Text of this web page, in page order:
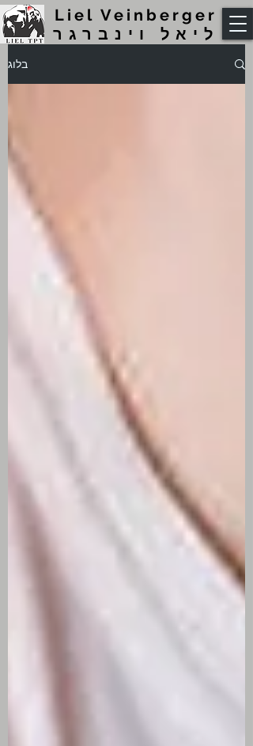
Liel Veinberger
ליאל וינברגר
בלוג